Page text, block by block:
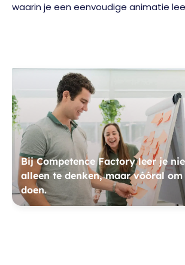
waarin je een eenvoudige animatie
Bij Competence Factory leer je
alleen te denken, maar vóóral om
doen.